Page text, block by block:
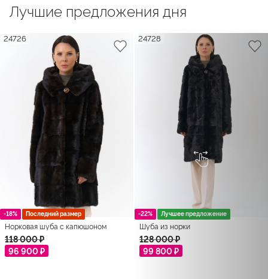
Лучшие предложения дня
-18% Последний размер
24726
Норковая шуба с капюшоном
118 000 ₽
96 900 ₽
-22% Лучшее предложение
24728
Шуба из норки
128 000 ₽
99 800 ₽